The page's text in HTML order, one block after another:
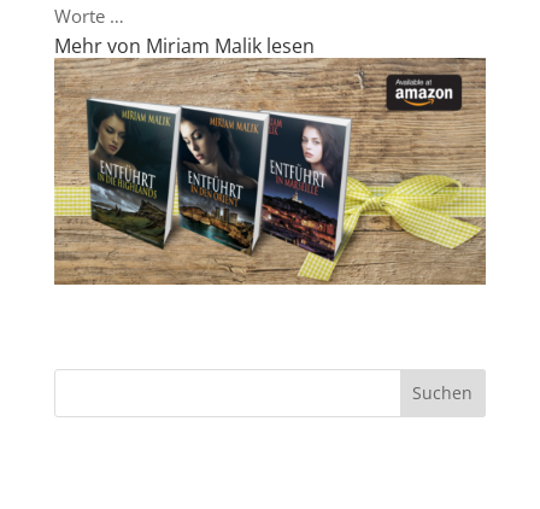
Worte …
Mehr von Miriam Malik lesen